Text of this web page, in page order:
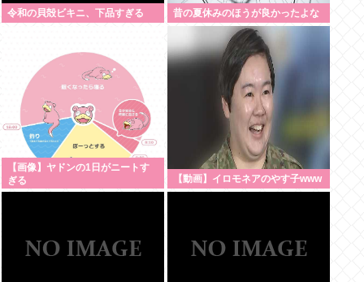
令和の貝殻ビキニ、下品すぎる 昔の夏休みのほうが良かったよな
【画像】ヤドンの1日がニートす
ぎる
【動画】イロモネアのやす子www